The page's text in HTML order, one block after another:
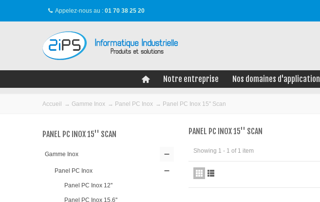
Appelez-nous au : 01 70 38 25 20
Notre entreprise Nos domaines d'application
Accueil → Gamme Inox → Panel PC Inox → Panel PC Inox 15'' Scan
PANEL PC INOX 15'' SCAN
Gamme Inox
Panel PC Inox
Panel PC Inox 12''
Panel PC Inox 15,6''
PANEL PC INOX 15'' SCAN
Showing 1 - 1 of 1 item